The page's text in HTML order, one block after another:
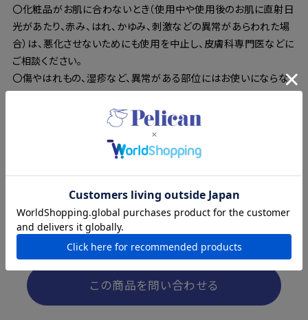
〇化粧品がお肌に合わないとき（使用中や使用後のお肌に直射日
光があたり、赤み、はれ、かゆみ、刺激などの異常があらわれた場
合）は、悪化させないためにも使用を中止し、皮膚科専門医などに
ご相談ください。
〇傷やはれもの、湿疹など、異常がある部位にはお使いにならな
いでください。
〇目に入ったときはこすらず直ちに洗い流してください。目に異物
感が残る場合は眼科医にご相談ください。
〇極端に高温または低温の場所、直射日光のあたる場所や乳幼
児の手の届く場所には保管しないでください。
〇植物由来成分配合のため、色や香りに変化が生じることがあり
ますが、品質には問題ありません。
〇使用後はよく水気をきり、乾燥した状態で保管をしてください。
〇本品は食べられません。
この商品を問い合わせる